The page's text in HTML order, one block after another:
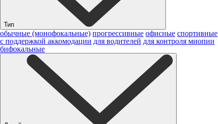
Тип
обычные (монофокальные) прогрессивные офисные спортивные
с поддержкой аккомодации для водителей для контроля миопии
бифокальные